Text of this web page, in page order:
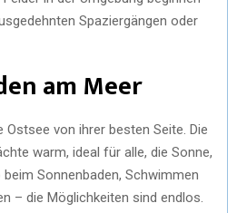
Spaziergängen oder
am Meer
von ihrer besten Seite. Die
warm, ideal für alle, die Sonne,
beim Sonnenbaden, Schwimmen
– die Möglichkeiten sind endlos.